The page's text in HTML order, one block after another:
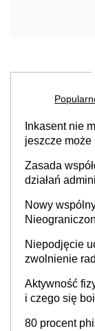
Inkasent nie
jeszcze
Zasada
działań
Nowy
Niepodjęcie
zwolnienie
sprawy
Aktywność
i czego się
80 procent